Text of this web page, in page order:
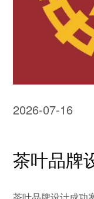
2026-07-16
茶叶品牌